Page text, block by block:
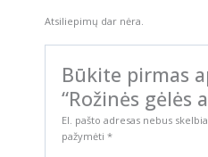
Atsiliepimų dar nėra.
Būkite pirmas
“Rožinės gėlės
El. pašto adresas nebus
pažymėti*